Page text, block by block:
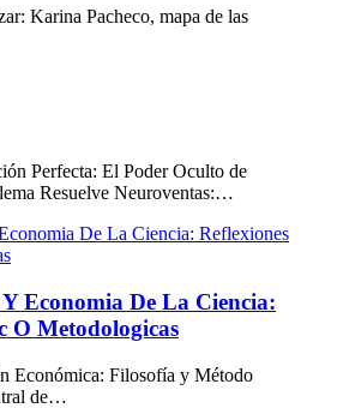
Karina Pacheco, mapa de las
Perfecta: El Poder Oculto de
Resuelve Neuroventas:…
Economia De La Ciencia:
O Metodologicas
Económica: Filosofía y Método
de…